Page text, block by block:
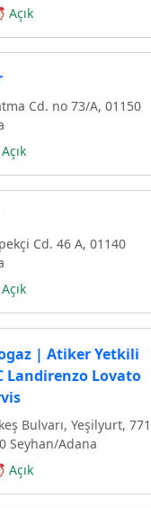
Açık
Cd. no 73/A, 01150
Cd. 46 A, 01140
| Atiker Yetkili
Landirenzo Lovato
Bulvarı, Yeşilyurt,
Seyhan/Adana
Açık